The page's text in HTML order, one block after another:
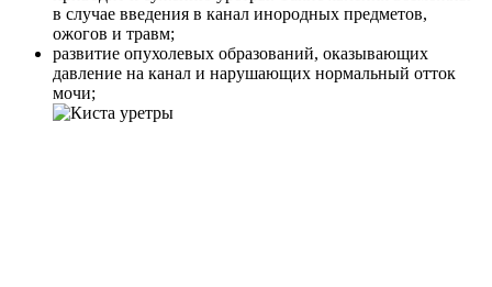
в случае введения в канал инородных предметов,
ожогов и травм;
развитие опухолевых образований, оказывающих
давление на канал и нарушающих нормальный отток
мочи;